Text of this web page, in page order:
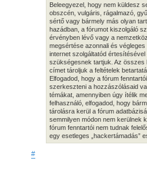
Beleegyezel, hogy nem küldesz
obszcén, vulgáris, rágalmazó,
sértő vagy bármely más olyan
hazádban, a fórumot kiszolgáló
érvényben lévő vagy a
megsértése azonnali és
internet szolgáltatód
szükségesnek tartjuk. Az
címet tároljuk a feltételek
Elfogadod, hogy a fórum
szerkeszteni a hozzászólásaid
témákat, amennyiben úgy ítélik
felhasználó, elfogadod, hogy
tárolásra kerül a fórum
semmilyen módon nem kerülnek
fórum fenntartói nem tudnak
egy esetleges „hackertámadás”
#